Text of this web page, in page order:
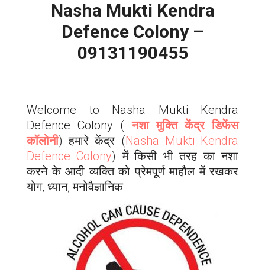
Nasha Mukti Kendra
Defence Colony –
09131190455
Welcome to Nasha Mukti Kendra
Defence Colony (नशा मुक्ति केंद्र डिफेंस
कॉलोनी) हमारे केंद्र (Nasha Mukti Kendra
Defence Colony) में किसी भी तरह का नशा
करने के आदी व्यक्ति को प्रेमपूर्ण माहौल में रखकर
योग, ध्यान, मनोवैज्ञानिक